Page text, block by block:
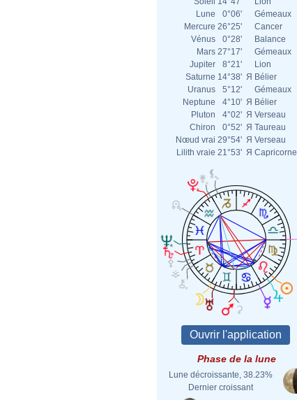
Lune
0°06'
Gémeaux
Mercure 26°25'
Cancer
Vénus
0°28'
Balance
Mars 27°17'
Gémeaux
Jupiter
8°21'
Lion
Saturne 14°38' Я Bélier
Uranus
5°12'
Gémeaux
Neptune
4°10' Я Bélier
Pluton
4°02' Я Verseau
Chiron
0°52' Я Taureau
Nœud vrai 29°54' Я Verseau
Lilith vraie 21°53' Я Capricorne
Phase de la lune
Lune décroissante, 38.23%
Dernier croissant